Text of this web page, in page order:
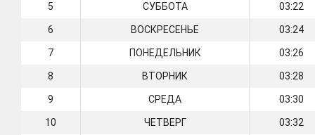
5 СУББОТА 03:22
6 ВОСКРЕСЕНЬЕ 03:24
7 ПОНЕДЕЛЬНИК 03:26
8 ВТОРНИК 03:28
9 СРЕДА 03:30
10 ЧЕТВЕРГ 03:32